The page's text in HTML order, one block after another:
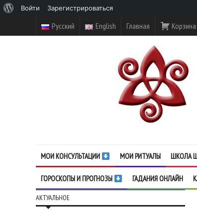
Русский English Главная Корзина
МОИ КОНСУЛЬТАЦИИ МОИ РИТУАЛЫ ШКОЛА
ГОРОСКОПЫ И ПРОГНОЗЫ ГАДАНИЯ ОНЛАЙН
АКТУАЛЬНОЕ
WordPress
Войти Зарегистрироваться